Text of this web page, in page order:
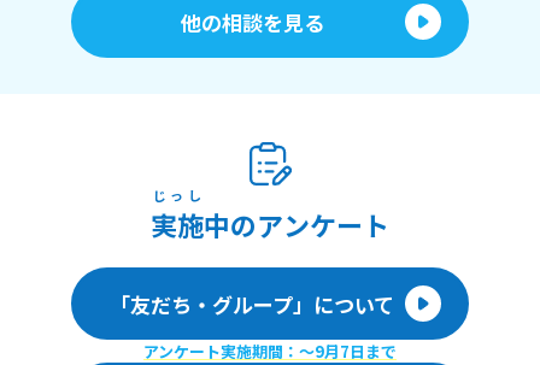
他の相談を見る
実施
じっし
中のアンケート
「友だち・グループ」について
アンケート実施期間：〜9月7日まで